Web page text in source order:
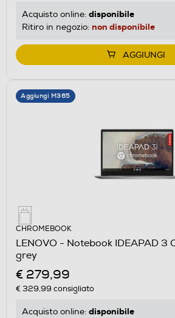
Acquisto online: disponibile
Ritiro in negozio: non disponibile
AGGIUNGI
Aggiungi M365
CHROMEBOOK
LENOVO - Notebook IDEAPAD 3
grey
€ 279,99
€ 329,99 consigliato
Acquisto online: disponibile